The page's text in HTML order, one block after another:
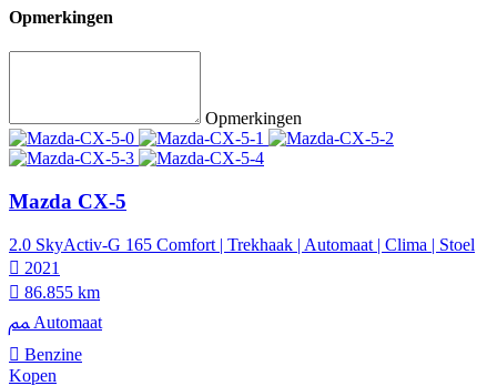
Opmerkingen
Opmerkingen
Mazda CX-5
2.0 SkyActiv-G 165 Comfort | Trekhaak | Automaat | Clima | Stoel
2021
86.855 km
Automaat
Benzine
Kopen